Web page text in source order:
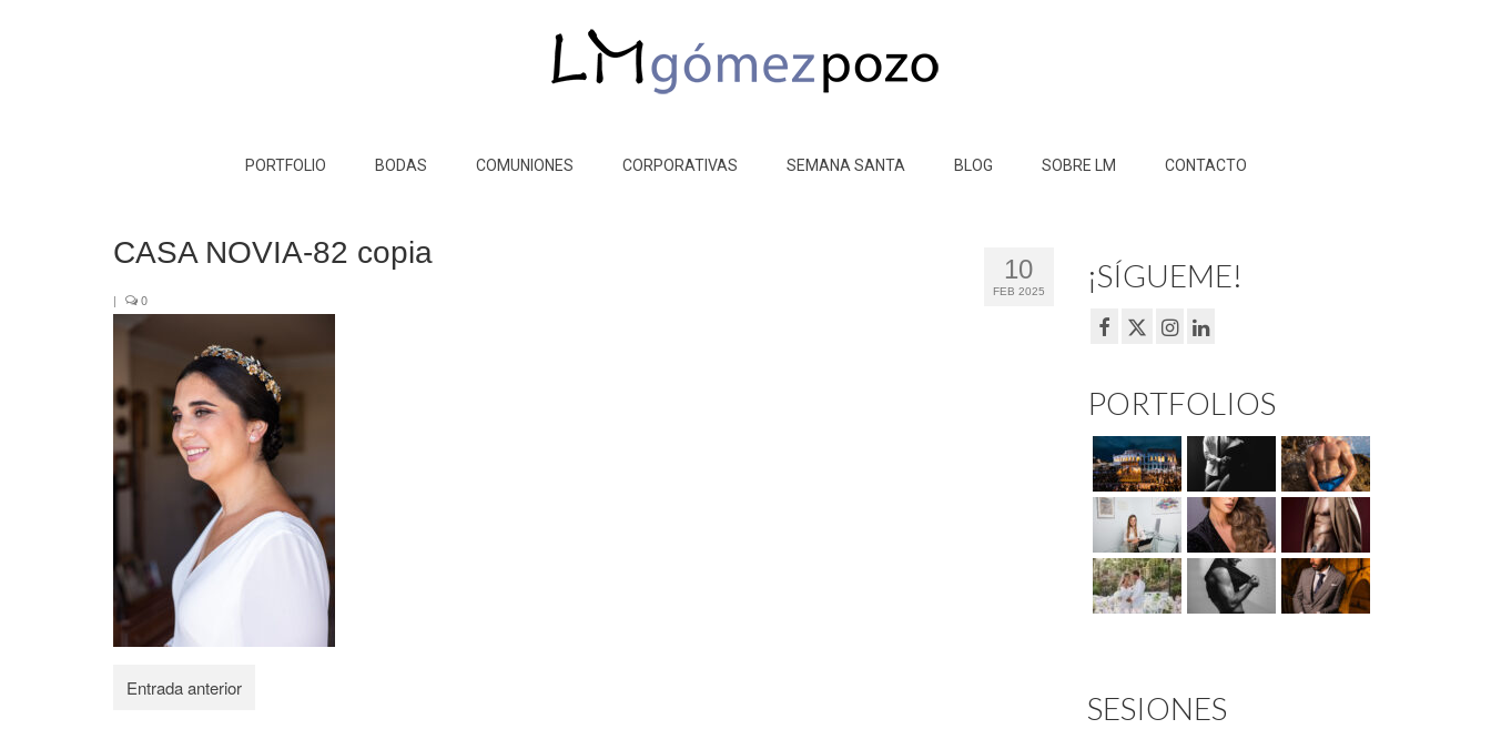
PORTFOLIO BODAS COMUNIONES CORPORATIVAS SEMANA SANTA BLOG SOBRE LM CONTACTO
10
FEB 2025
CASA NOVIA-82 copia
| 0
Entrada anterior
¡SÍGUEME!
PORTFOLIOS
SESIONES